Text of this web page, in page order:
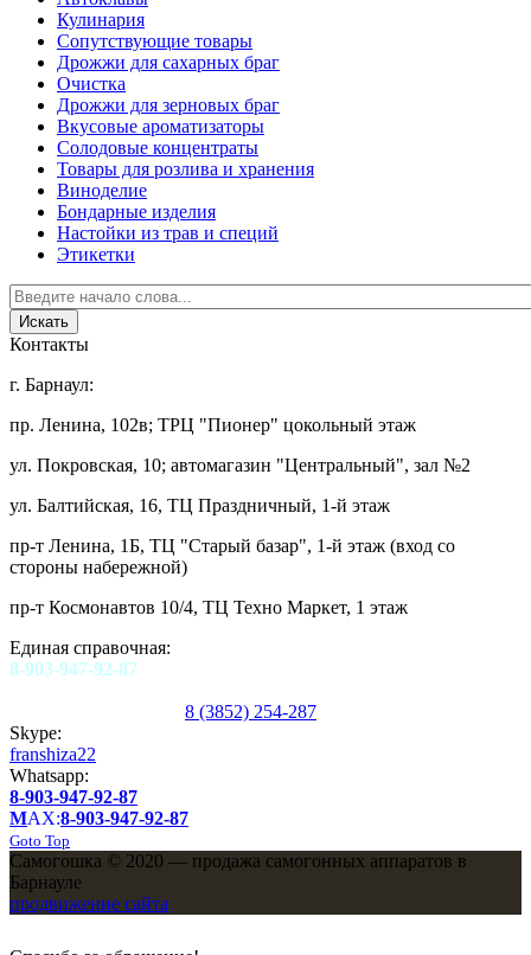
Кулинария
Сопутствующие товары
Дрожжи для сахарных браг
Очистка
Дрожжи для зерновых браг
Вкусовые ароматизаторы
Солодовые концентраты
Товары для розлива и хранения
Виноделие
Бондарные изделия
Настойки из трав и специй
Этикетки
Контакты
г. Барнаул:
пр. Ленина, 102в; ТРЦ "Пионер" цокольный этаж
ул. Покровская, 10; автомагазин "Центральный", зал №2
ул. Балтийская, 16, ТЦ Праздничный, 1-й этаж
пр-т Ленина, 1Б, ТЦ "Старый базар", 1-й этаж (вход со
стороны набережной)
пр-т Космонавтов 10/4, ТЦ Техно Маркет, 1 этаж
Единая справочная:
8-903-947-92-87
8 (3852) 254-287
Skype:
franshiza22
Whatsapp:
8-903-947-92-87
MAX:8-903-947-92-87
Goto Top
Самогошка © 2020 — продажа самогонных аппаратов в
Барнауле
продвижение сайта